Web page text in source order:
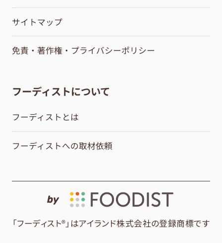
サイトマップ
免責・著作権・プライバシーポリシー
フーディストについて
フーディストとは
フーディストへの取材依頼
by
「フーディスト®」はアイランド株式会社の登録商標です